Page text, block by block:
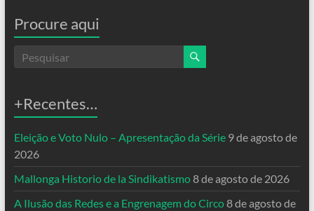
Procure aqui
+Recentes…
Eleição e Voto Nulo – Apresentação da Série 9 de agosto de
2026
Mallonga Historio de la Sindikatismo8 de agosto de 2026
A Ilusão das Redes e a Engrenagem do Circo8 de agosto de